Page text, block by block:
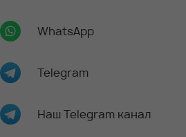
WhatsApp
Telegram
Наш Telegram канал